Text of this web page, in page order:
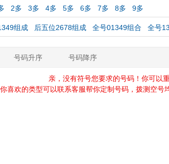
2多 3多 4多 5多 6多 7多 8多 9多
组成 后五位2678组成 全号01349组合 全号
号码升序 号码降序
亲，没有符号您要求的号码！你可以
喜欢的类型可以联系客服帮你定制号码，拨测空号